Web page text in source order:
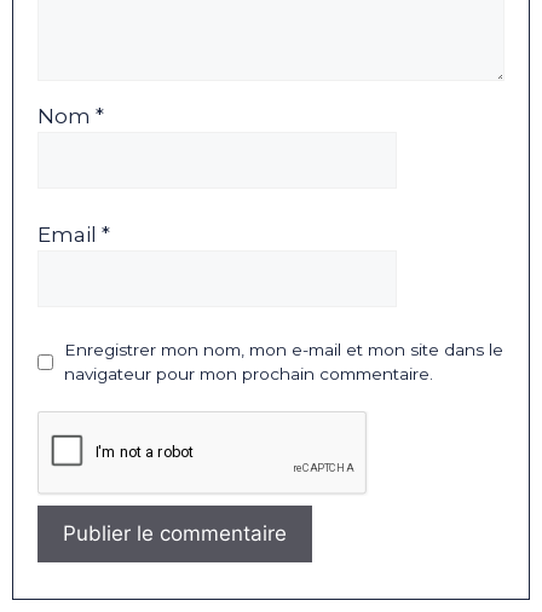
Nom *
Email *
Enregistrer mon nom, mon e-mail et mon site dans le
navigateur pour mon prochain commentaire.